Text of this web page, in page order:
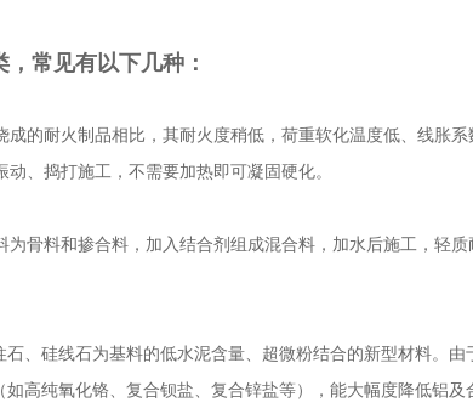
常见有以下几种：
成的耐火制品相比，其耐火度稍低，荷重软化温度低、线胀
、捣打施工，不需要加热即可凝固硬化。
骨料和掺合料，加入结合剂组成混合料，加水后施工，轻
、硅线石为基料的低水泥含量、超微粉结合的新型材料。
如高纯氧化铬、复合钡盐、复合锌盐等），能大幅度降低铝